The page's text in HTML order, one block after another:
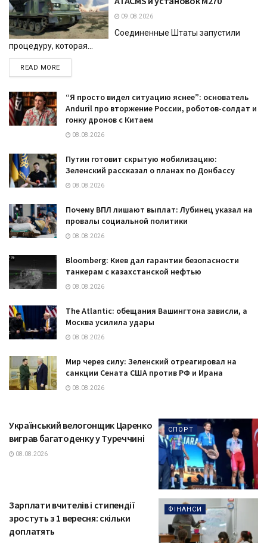
09.08.2026
Соединенные Штаты запустили
процедуру, которая...
READ MOREDETAILS
“Я просто видел ситуацию яснее”: основатель
Anduril про вторжение России, роботов-солдат и
гонку дронов с Китаем
08.08.2026
Путин готовит скрытую мобилизацию:
Зеленский рассказал о планах по Донбассу
08.08.2026
Почему ВПЛ лишают выплат: Лубинец указал на
провалы социальной политики
08.08.2026
Bloomberg: Киев дал гарантии безопасности
танкерам с казахстанской нефтью
08.08.2026
The Atlantic: обещания Вашингтона зависли, а
Москва усилила удары
08.08.2026
Мир через силу: Зеленский отреагировал на
санкции Сената США против РФ и Ирана
08.08.2026
СПОРТ
Український велогонщик Царенко
виграв багатоденку у Туреччині
08.08.2026
ФІНАНСИ
Зарплати вчителів і стипендії
зростуть з 1 вересня: скільки
доплатять